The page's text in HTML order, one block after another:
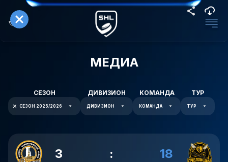
МЕДИА
СЕЗОН
СЕЗОН 2025/2026
ДИВИЗИОН
ДИВИЗИОН
КОМАНДА
КОМАНДА
ТУР
ТУР
3 : 18